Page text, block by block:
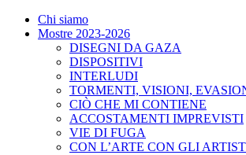
Chi siamo
Mostre 2023-2026
DISEGNI DA GAZA
DISPOSITIVI
INTERLUDI
TORMENTI, VISIONI,
CIÒ CHE MI CONTIENE
ACCOSTAMENTI IMPREVISTI
VIE DI FUGA
CON L’ARTE CON GLI